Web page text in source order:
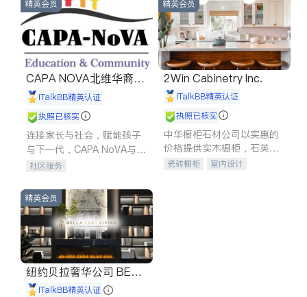
索赔
律师-其它 保释
精英会员
CAPA NOVA北维华裔家
长会iTalkBB精英认证
执照已核实
连接家长与社会，赋能孩子
与下一代，CAPA NoVA与您
携手建设包容、公平、充满
社区服务
精英会员
2Win Cabinetry Inc.
iTalkBB精英认证
执照已核实
中华橱柜石材公司以实惠的
价格提供实木橱柜，石英石
台面，多种优质不锈钢水
瓷砖橱柜
室内设计
精英会员
纽约贝拉奢华公司 BELL
A LUXE
iTalkBB精英认证